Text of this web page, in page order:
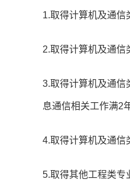
1.取得计算机及通信
2.取得计算机及通信
3.取得计算机及通信
息通信相关工作满2
4.取得计算机及通信
5.取得其他工程类专